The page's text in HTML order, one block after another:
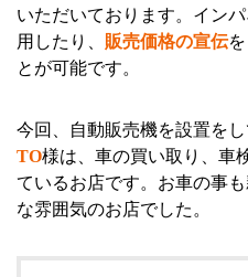
いただいております。イン
用したり、 販売価格の宣伝
とが可能です。
今回、自動販売機を設置を
TO様は、車の買い取り、車
ているお店です。お車の事
な雰囲気のお店でした。